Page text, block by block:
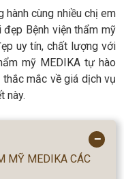
cùng nhiều chị em
Bệnh viện thẩm mỹ
uy tín, chất lượng với
mỹ MEDIKA tự hào
mắc về giá dịch vụ
này.
−
MỸ MEDIKA CÁC